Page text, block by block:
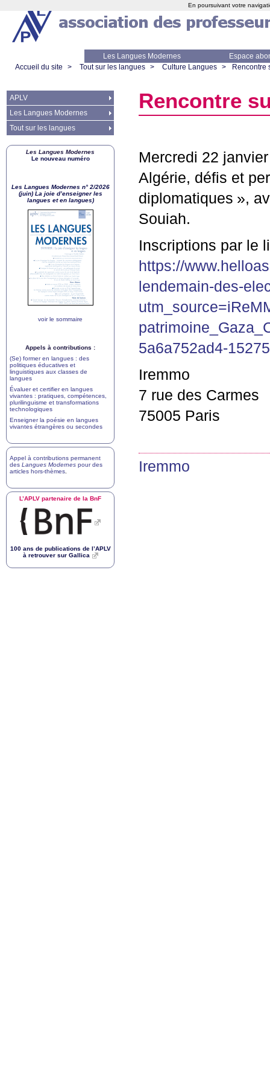
Les Langues Modernes
Espace
Accueil du site
> Tout sur les langues > Culture Langues > Rencontre
Rencontre
Mercredi 22
Algérie, défis et
diplomatiques »,
Souiah.
Inscriptions par le
https://
lendemain-des-
5a6a752ad4-
Iremmo
7 rue des Carmes
75005 Paris
Iremmo
APLV
Les Langues Modernes
Tout sur les langues
Les Langues Modernes
Le nouveau numéro
Les Langues Modernes n° 2/2026
(juin) La joie d’enseigner les
langues et en langues)
voir le sommaire
Appels à contributions :
(Se) former en langues : des
politiques éducatives et
linguistiques aux classes de
langues
Évaluer et certifier en langues
vivantes : pratiques, compétences,
plurilinguisme et transformations
technologiques
Enseigner la poésie en langues
vivantes étrangères ou secondes
Appel à contributions permanent
des Langues Modernes pour des
articles hors-thèmes
L’APLV partenaire de la BnF
100 ans de publications de l’APLV
à retrouver sur Gallica
En poursuivant votre